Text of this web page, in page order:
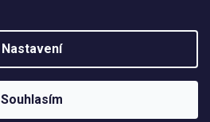
Nastavení
Souhlasím
vyhrazena.